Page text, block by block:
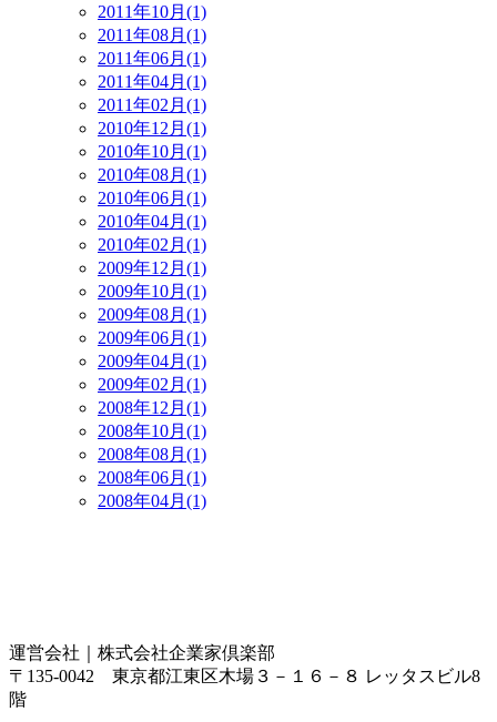
2011年10月(1)
2011年08月(1)
2011年06月(1)
2011年04月(1)
2011年02月(1)
2010年12月(1)
2010年10月(1)
2010年08月(1)
2010年06月(1)
2010年04月(1)
2010年02月(1)
2009年12月(1)
2009年10月(1)
2009年08月(1)
2009年06月(1)
2009年04月(1)
2009年02月(1)
2008年12月(1)
2008年10月(1)
2008年08月(1)
2008年06月(1)
2008年04月(1)
運営会社｜ 株式会社企業家倶楽部
〒135-0042 東京都江東区木場３－１６－８ レッタスビル8
階